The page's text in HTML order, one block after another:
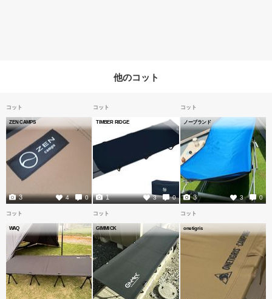
他のコット
コット
ZEN CAMPS
4 0
3
コット
TIMBER RIDGE
3 0
1
コット
ノーブランド
3 0
3
コット
WAQ
コット
GIMMICK
コット
onetigris